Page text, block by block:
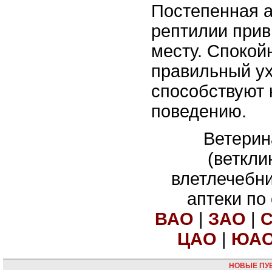
Постепенная
рептилии
месту.
правильный
поведению.
аптеки
ВАО | ЗАО |
ЦАО |
НОВЫЕ